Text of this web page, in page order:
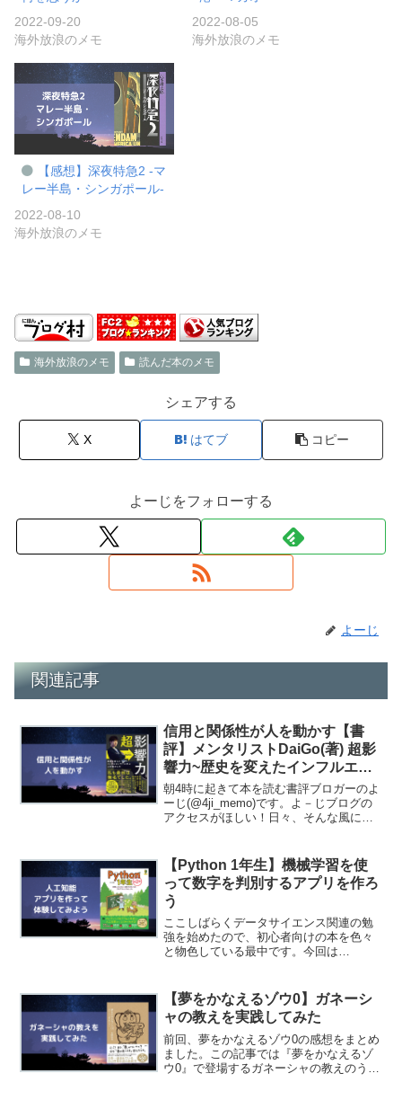
2022-09-20
海外放浪のメモ
2022-08-05
海外放浪のメモ
【感想】深夜特急2 -マ
レー半島・シンガポール-
2022-08-10
海外放浪のメモ
海外放浪のメモ 読んだ本のメモ
シェアする
X はてブ コピー
よーじをフォローする
よーじ
関連記事
信用と関係性が人を動かす【書
評】メンタリストDaiGo(著) 超影
響力~歴史を変えたインフルエン
サーに学ぶ人の動かし方
朝4時に起きて本を読む書評ブロガーのよ
ーじ(@4ji_memo)です。よ－じブログの
アクセスがほしい！日々、そんな風に思
でもらうことができるのか？どうすれば
リピータが増...
【Python 1年生】機械学習を使
って数字を判別するアプリを作ろ
う
ここしばらくデータサイエンス関連の勉
強を始めたので、初心者向けの本を色々
と物色している最中です。今回は
る！会話でまなべる！プログラミングの
し 第２版/翔泳社/森巧...
【夢をかなえるゾウ0】ガネーシ
ャの教えを実践してみた
前回、夢をかなえるゾウ0の感想をまとめ
ました。この記事では『夢をかなえるゾ
ウ0』で登場するガネーシャの教えのう